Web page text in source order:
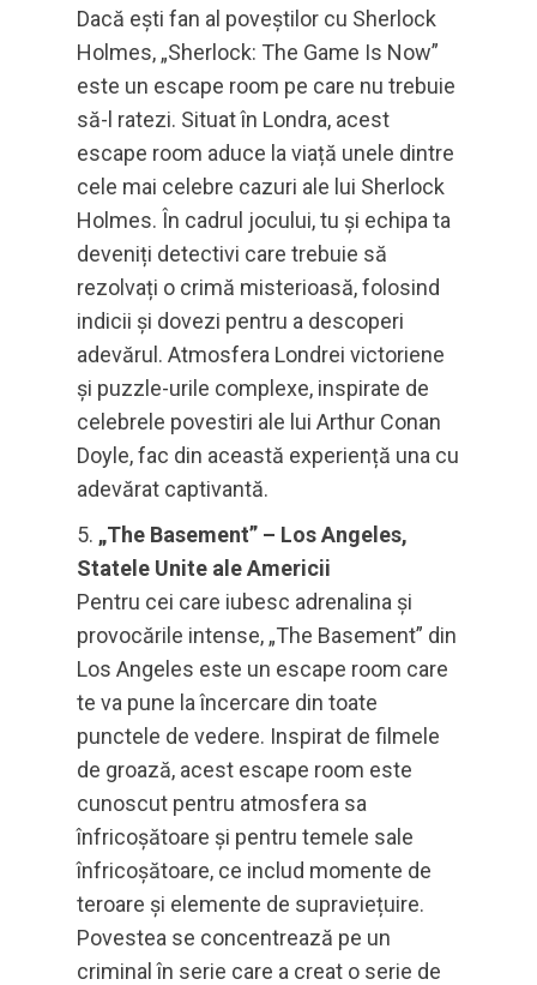
Dacă ești fan al poveștilor cu Sherlock
Holmes, „Sherlock: The Game Is Now”
este un escape room pe care nu trebuie
să-l ratezi. Situat în Londra, acest
escape room aduce la viață unele dintre
cele mai celebre cazuri ale lui Sherlock
Holmes. În cadrul jocului, tu și echipa ta
deveniți detectivi care trebuie să
rezolvați o crimă misterioasă, folosind
indicii și dovezi pentru a descoperi
adevărul. Atmosfera Londrei victoriene
și puzzle-urile complexe, inspirate de
celebrele povestiri ale lui Arthur Conan
Doyle, fac din această experiență una cu
adevărat captivantă.
„The Basement” – Los Angeles,
Statele Unite ale Americii
Pentru cei care iubesc adrenalina și
provocările intense, „The Basement” din
Los Angeles este un escape room care
te va pune la încercare din toate
punctele de vedere. Inspirat de filmele
de groază, acest escape room este
cunoscut pentru atmosfera sa
înfricoșătoare și pentru temele sale
înfricoșătoare, ce includ momente de
teroare și elemente de supraviețuire.
Povestea se concentrează pe un
criminal în serie care a creat o serie de